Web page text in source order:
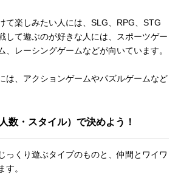
て楽しみたい人には、SLG、RPG、STG
して遊ぶのが好きな人には、スポーツゲー
、レーシングゲームなどが向いています。
は、アクションゲームやパズルゲームなど
数・スタイル）で決めよう！
っくり遊ぶタイプのものと、仲間とワイワ
す。